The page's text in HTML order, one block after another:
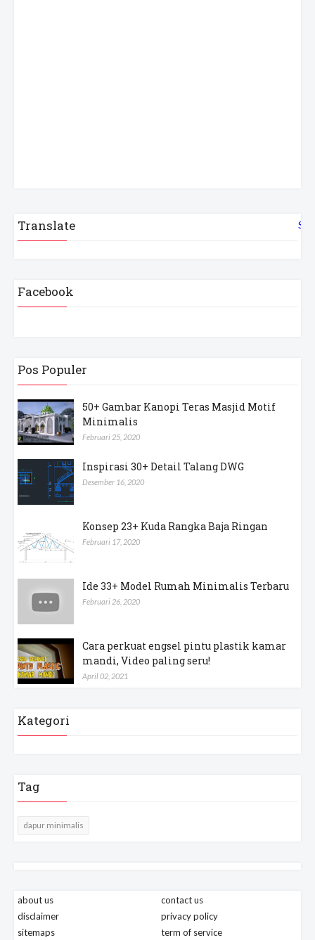
Translate
Facebook
Pos Populer
50+ Gambar Kanopi Teras Masjid Motif
Minimalis
Februari 25, 2020
Inspirasi 30+ Detail Talang DWG
Desember 16, 2020
Konsep 23+ Kuda Rangka Baja Ringan
Februari 17, 2020
Ide 33+ Model Rumah Minimalis Terbaru
Februari 26, 2020
Cara perkuat engsel pintu plastik kamar
mandi, Video paling seru!
April 02, 2021
Kategori
Tag
dapur minimalis
about us
contact us
disclaimer
privacy policy
sitemaps
term of service